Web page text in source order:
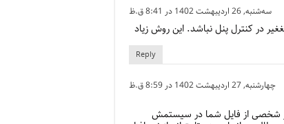
سه‌شنبه, 26 اردیبهشت 1402 در 8:41 ق.ظ
در کنترل پنل نباشد. این روش زیاد
Reply
چهارشنبه, 27 اردیبهشت 1402 در 8:59 ق.ظ
شخصی از فایل شما در سیستمش